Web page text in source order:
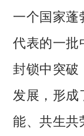
一个国家蓬
代表的一批
封锁中突破
发展，形成
能、共生共